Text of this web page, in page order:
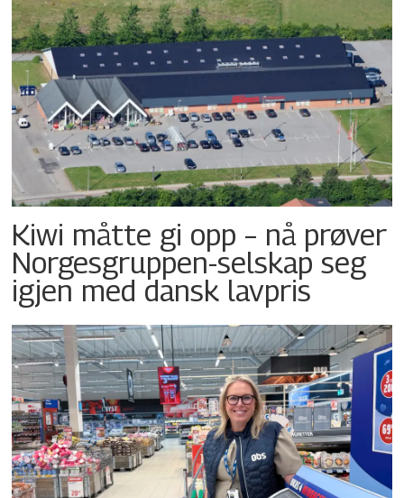
Kiwi måtte gi opp – nå prøver
Norgesgruppen-selskap seg
igjen med dansk lavpris